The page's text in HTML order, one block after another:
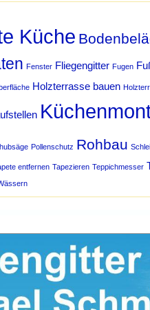
Küche
Fenster Fliegengitter Fugen
Holzterrasse bauen
Pollenschutz Rohbau
entfernen Tapezieren Teppichmesser